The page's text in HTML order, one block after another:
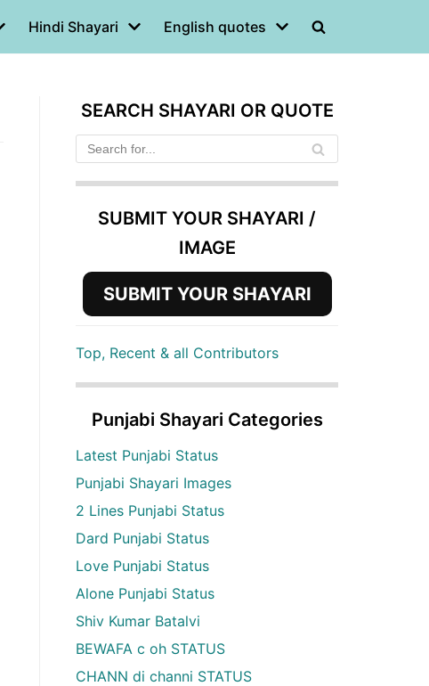
Hindi Shayari English quotes
SEARCH SHAYARI OR QUOTE
SUBMIT YOUR SHAYARI /
IMAGE
SUBMIT YOUR SHAYARI
Top, Recent & all Contributors
Punjabi Shayari Categories
Latest Punjabi Status
Punjabi Shayari Images
2 Lines Punjabi Status
Dard Punjabi Status
Love Punjabi Status
Alone Punjabi Status
Shiv Kumar Batalvi
BEWAFA c oh STATUS
CHANN di channi STATUS